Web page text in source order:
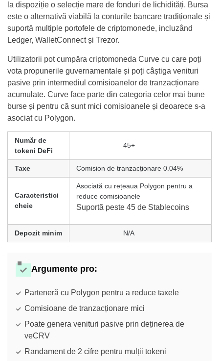
la dispoziție o selecție mare de fonduri de lichidități. Bursa
este o alternativă viabilă la conturile bancare tradiționale și
suportă multiple portofele de criptomonede, incluzând
Ledger, WalletConnect și Trezor.
Utilizatorii pot cumpăra criptomoneda Curve cu care poți
vota propunerile guvernamentale și poți câștiga venituri
pasive prin intermediul comisioanelor de tranzacționare
acumulate. Curve face parte din categoria celor mai bune
burse și pentru că sunt mici comisioanele și deoarece s-a
asociat cu Polygon.
Număr de
tokeni DeFi
45+
Taxe Comision de tranzacționare 0.04%
Caracteristici
cheie
Asociată cu rețeaua Polygon pentru a
reduce comisioanele
Suportă peste 45 de Stablecoins
Depozit minim N/A
Argumente pro:
Parteneră cu Polygon pentru a reduce taxele
Comisioane de tranzacționare mici
Poate genera venituri pasive prin deținerea de
veCRV
Randament de 2 cifre pentru mulții tokeni